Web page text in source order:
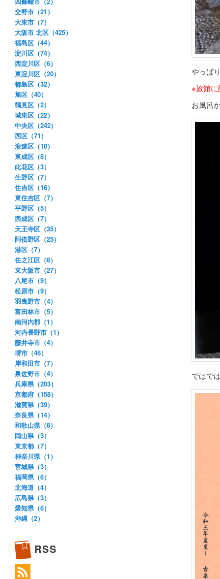
やっぱ
※旅館に
お風呂
ではで
交野市（21）
大東市（7）
大阪市 北区（425）
福島区（44）
淀川区（74）
西淀川区（6）
東淀川区（20）
都島区（32）
旭区（40）
鶴見区（2）
城東区（22）
中央区（242）
西区（71）
浪速区（10）
東成区（8）
此花区（3）
生野区（7）
住吉区（16）
東住吉区（7）
平野区（5）
西成区（7）
天王寺区（35）
阿倍野区（25）
港区（7）
住之江区（6）
東大阪市（27）
八尾市（9）
松原市（9）
羽曳野市（4）
富田林市（5）
南河内郡（1）
河内長野市（1）
藤井寺市（4）
堺市（46）
岸和田市（7）
泉佐野市（4）
兵庫県（203）
京都府（158）
滋賀県（39）
奈良県（14）
和歌山県（8）
岡山県（3）
東京都（7）
神奈川県（1）
宮城県（3）
福岡県（6）
北海道（4）
広島県（3）
愛知県（6）
沖縄（2）
RSS